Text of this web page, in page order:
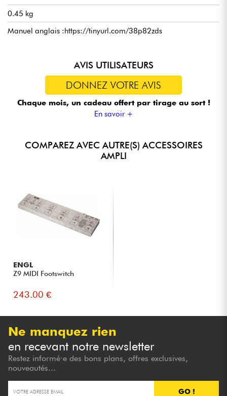
0.45 kg
Manuel anglais :https://tinyurl.com/38p82zds
AVIS UTILISATEURS
DONNEZ VOTRE AVIS
Chaque mois, un cadeau offert par tirage au sort !
En savoir +
COMPAREZ AVEC AUTRE(S) ACCESSOIRES
AMPLI
ENGL
Z9 MIDI Footswitch
243.00 €
Ne manquez rien
en recevant notre newsletter
Restez informé·e des bons plans, offres exclusives,
nouveautés...
GO !